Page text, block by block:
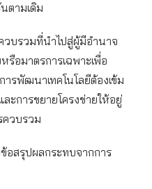
ตามเดิม
วบรวมที่นำไปสู่ผู้มีอำนาจ
รือมาตรการเฉพาะเพื่อ
รพัฒนาเทคโนโลยีต้องเข้ม
ะการขยายโครงข่ายให้อยู่
ควบรวม
อสรุปผลกระทบจากการ